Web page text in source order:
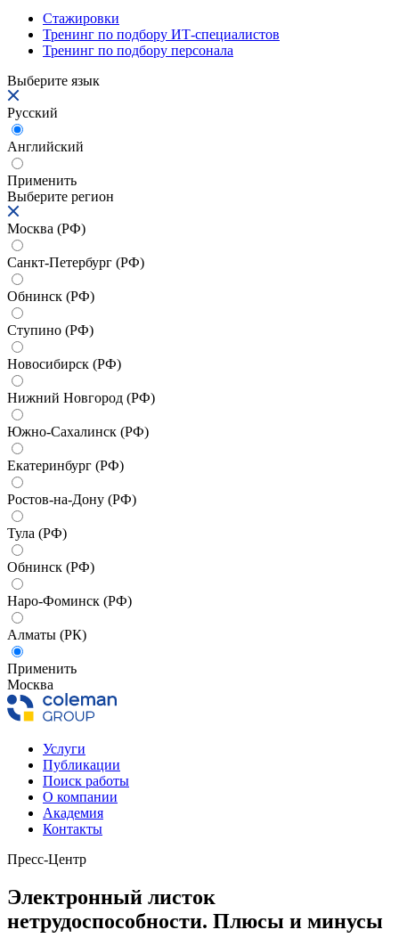
Стажировки
Тренинг по подбору ИТ-специалистов
Тренинг по подбору персонала
Выберите язык
Русский
Английский
Применить
Выберите регион
Москва (РФ)
Санкт-Петербург (РФ)
Обнинск (РФ)
Ступино (РФ)
Новосибирск (РФ)
Нижний Новгород (РФ)
Южно-Сахалинск (РФ)
Екатеринбург (РФ)
Ростов-на-Дону (РФ)
Тула (РФ)
Обнинск (РФ)
Наро-Фоминск (РФ)
Алматы (РК)
Применить
Москва
Услуги
Публикации
Поиск работы
О компании
Академия
Контакты
Пресс-Центр
Электронный листок
нетрудоспособности. Плюсы и минусы